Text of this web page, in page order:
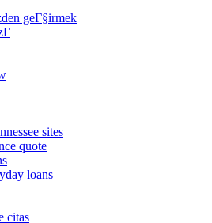
geГ§irmek
sites
quote
loans
citas